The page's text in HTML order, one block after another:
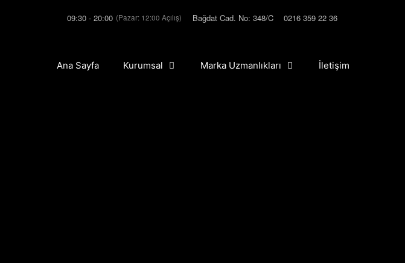
09:30 - 20:00 (Pazar: 12:00 Açılış) Bağdat Cad. No: 348/C 0216 359 22 36
Ana Sayfa Kurumsal Marka Uzmanlıkları İletişim